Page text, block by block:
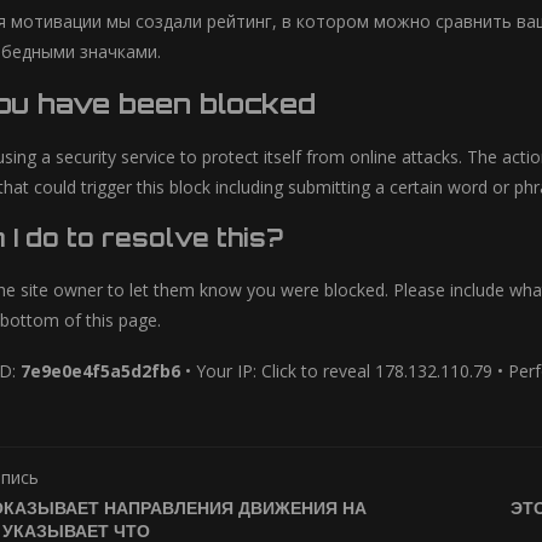
мы создали рейтинг, в котором можно сравнить
значками.
have been blocked
a security service to protect itself from online attacks. The
could trigger this block including submitting a certain word or
I do to resolve this?
site owner to let them know you were blocked. Please include
of this page.
7e9e0e4f5a5d2fb6 • Your IP: Click to reveal 178.132.110.79 •
НАПРАВЛЕНИЯ ДВИЖЕНИЯ НА
УКАЗЫВАЕТ ЧТО